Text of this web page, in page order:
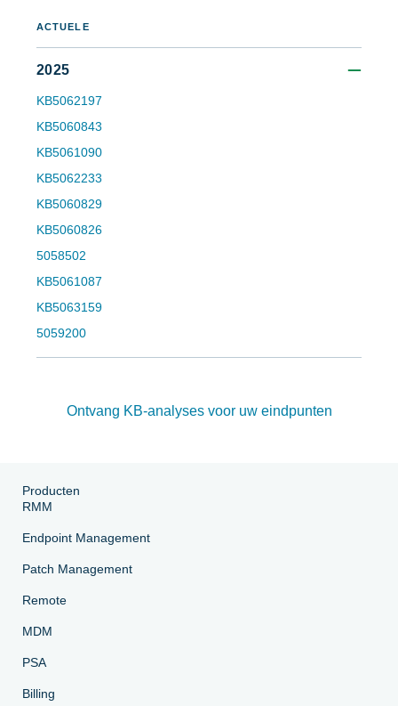
ACTUELE
2025
KB5062197
KB5060843
KB5061090
KB5062233
KB5060829
KB5060826
5058502
KB5061087
KB5063159
5059200
Ontvang KB-analyses voor uw eindpunten
email*
number*
Land
Company
Producten
RMM
Endpoint Management
Patch Management
Remote
MDM
PSA
Billing